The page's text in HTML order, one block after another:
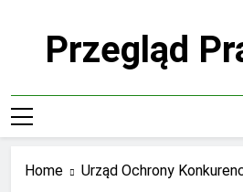
Przegląd
Home Urząd Ochrony